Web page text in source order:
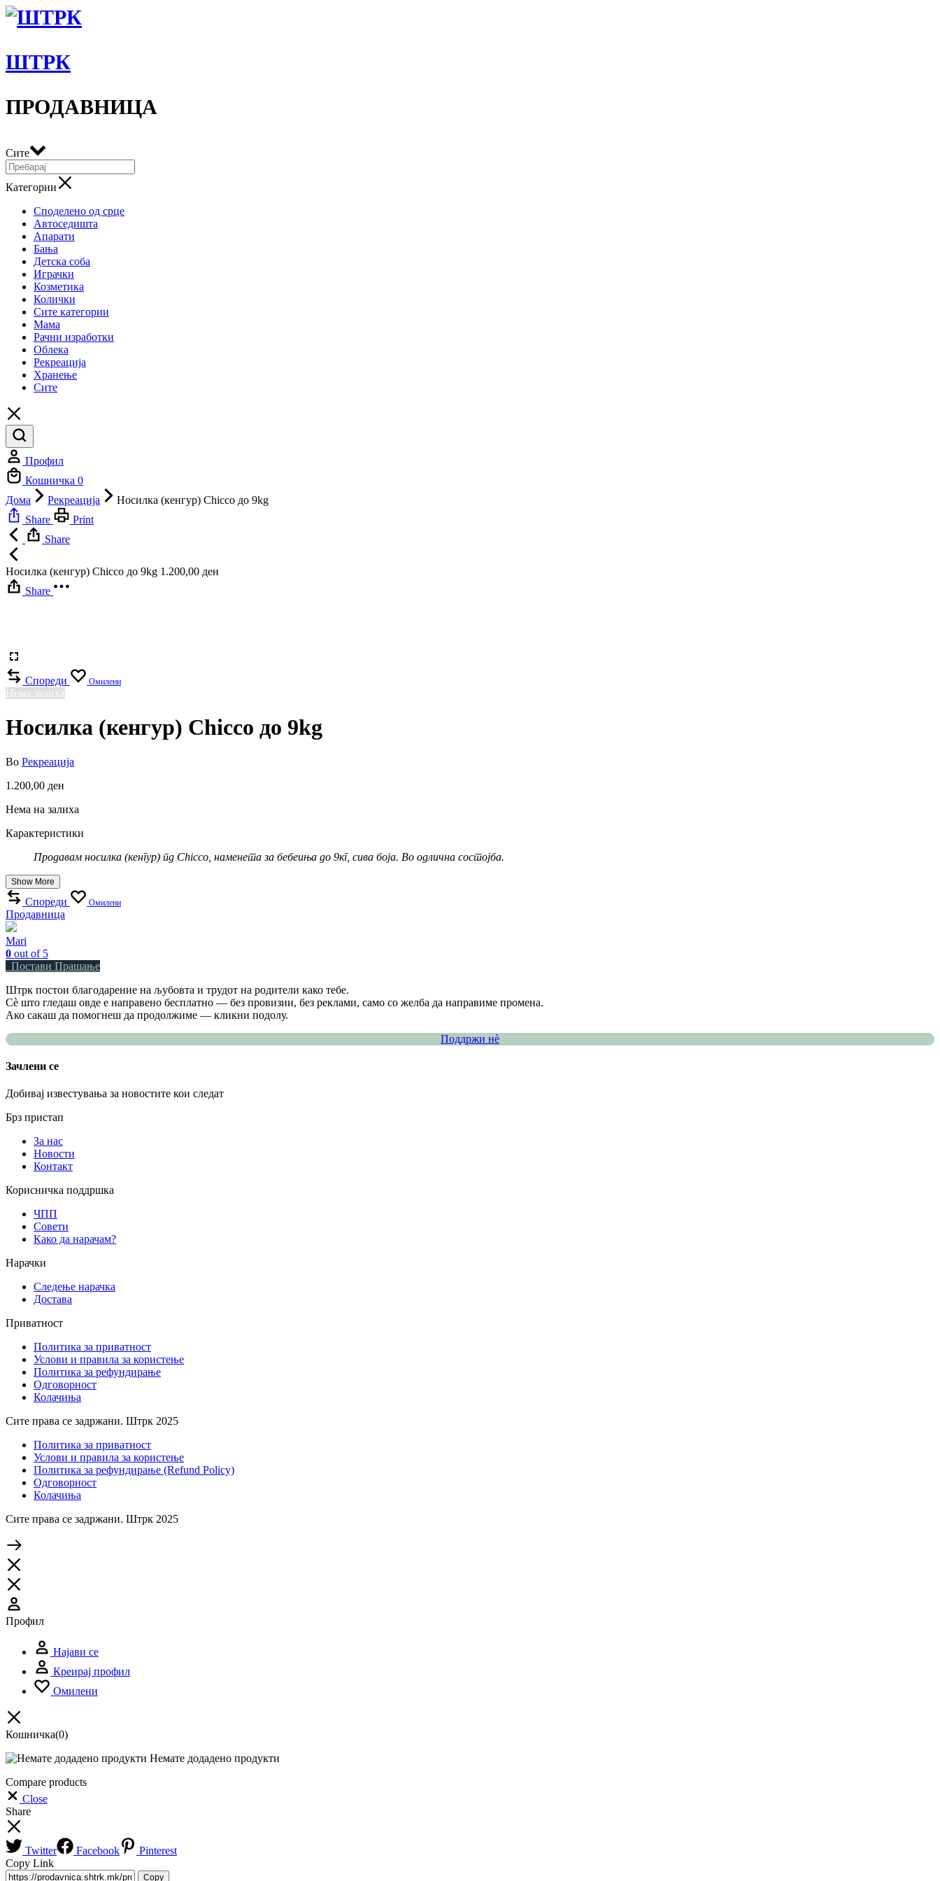
ШТРК
ПРОДАВНИЦА
Сите
Категории
Споделено од срце
Автоседишта
Апарати
Бања
Детска соба
Играчки
Козметика
Колички
Сите категории
Мама
Рачни изработки
Облека
Рекреација
Хранење
Сите
Профил
Кошничка 0
Дома
Рекреација
Носилка (кенгур) Chicco до 9kg
Share
Print
Share
Носилка (кенгур) Chicco до 9kg 1.200,00 ден
Share
Спореди Омилени
Нема залиха
Носилка (кенгур) Chicco до 9kg
Во Рекреација
1.200,00 ден
Нема на залиха
Карактеристики
Продавам носилка (кенгур) пд Chicco, наменета за бебеиња до 9кг, сива боја. Во одлична состојба.
Show More
Спореди Омилени
Продавница
Mari
0 out of 5
Постави Прашање
Штрк постои благодарение на љубовта и трудот на родители како тебе.
Сè што гледаш овде е направено бесплатно — без провизии, без реклами, само со желба да направиме промена.
Ако сакаш да помогнеш да продолжиме — кликни подолу.
Поддржи нѐ
Зачлени се
Добивај известувања за новостите кои следат
Брз пристап
За нас
Новости
Контакт
Корисничка поддршка
ЧПП
Совети
Како да нарачам?
Нарачки
Следење нарачка
Достава
Приватност
Политика за приватност
Услови и правила за користење
Политика за рефундирање
Одговорност
Колачиња
Сите права се задржани. Штрк 2025
Политика за приватност
Услови и правила за користење
Политика за рефундирање (Refund Policy)
Одговорност
Колачиња
Сите права се задржани. Штрк 2025
Профил
Најави се
Креирај профил
Омилени
Кошничка(0)
Немате додадено продукти
Compare products
Close
Share
Twitter Facebook
Pinterest
Copy Link
Copy